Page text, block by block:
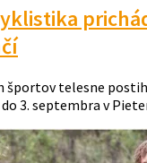
športov telesne
do 3. septembra v